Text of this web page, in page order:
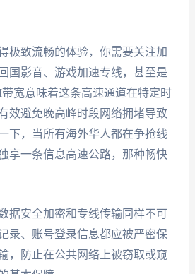
极致流畅的体验，你需要关注加
国影音、游戏加速专线，甚至是
宽意味着这条高速通道在特定时
效避免晚高峰时段网络拥堵导致
下，当所有海外华人都在争抢线
享一条信息高速公路，那种畅快
据安全加密和专线传输同样不可
录、账号登录信息都应被严密保
，防止在公共网络上被窃取或窥